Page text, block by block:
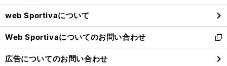
ウ
で
開
く
web Sportivaについて
Web Sportivaについてのお問い合わせ
新
し
い
広告についてのお問い合わせ